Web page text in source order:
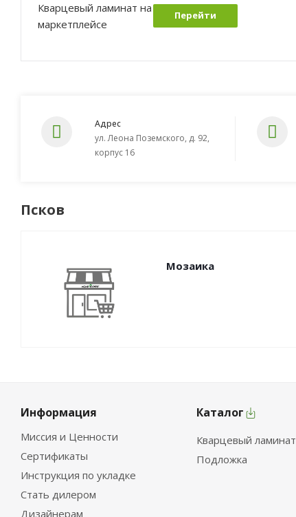
Кварцевый ламинат на
маркетплейсе
Перейти
Адрес
ул. Леона Поземского, д. 92,
корпус 16
Псков
Мозаика
Информация
Миссия и Ценности
Сертификаты
Инструкция по укладке
Стать дилером
Дизайнерам
Каталог
Кварцевый ламинат
Подложка